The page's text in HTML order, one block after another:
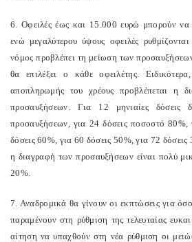
6. Οφειλές έως και 15.000 ευρώ μπορούν να
ενώ μεγαλύτερου ύψους οφειλές
νόμος προβλέπει τη μείωση των
θα επιλέξει ο κάθε οφειλέτης.
αποπληρωμής του χρέους προβλέπεται η
προσαυξήσεων. Για 12 μηνιαίες δόσεις
προσαυξήσεων, για 24 δόσεις ποσοστό 80%,
δόσεις 60%, για 60 δόσεις 50%, για 72 δόσεις
η διαγραφή των προσαυξήσεων είναι πολύ
20%.
7. Αναδρομικά θα γίνουν οι εκπτώσεις για
παραμένουν στη ρύθμιση της τελευταίας
αίτηση να υπαχθούν στη νέα ρύθμιση οι